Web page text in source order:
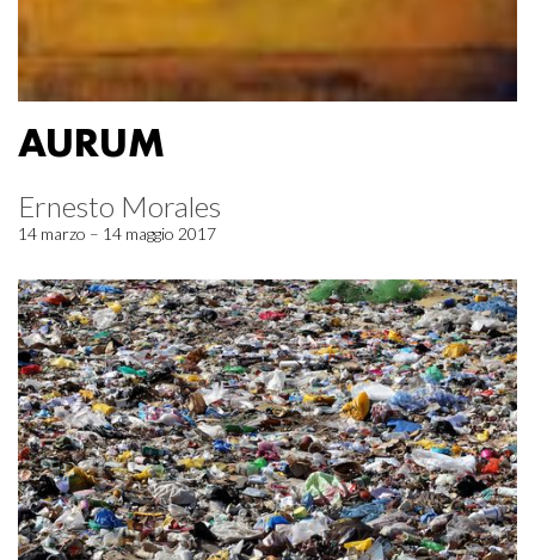
AURUM
Ernesto Morales
14 marzo – 14 maggio 2017